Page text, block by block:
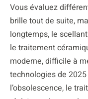
Vous évaluez
brille tout de suite,
longtemps, le
le traitement
moderne, difficile à
technologies de
l’obsolescence, le